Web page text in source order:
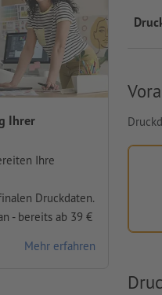
Ihrer
Ihre
Druckdaten.
- bereits ab 39 €
Mehr erfahren